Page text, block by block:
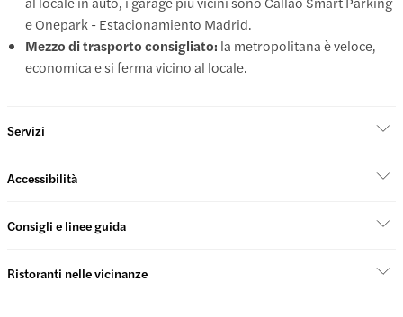
e Onepark - Estacionamiento Madrid.
Mezzo di trasporto consigliato: la metropolitana è veloce,
economica e si ferma vicino al locale.
Servizi
Accessibilità
Consigli e linee guida
Ristoranti nelle vicinanze